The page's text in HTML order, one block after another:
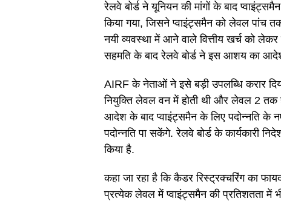
रेलवे बोर्ड ने यूनियन की मांगों के बाद
किया गया, जिसने प्वाइंट्समैन को लेवल पांच
नयी व्यवस्था में आने वाले वित्तीय खर्च को लेकर
सहमति के बाद रेलवे बोर्ड ने इस आशय का
AIRF के नेताओं ने इसे बड़ी उपलब्धि करार
नियुक्ति लेवल वन में होती थी और लेवल 2 तक
आदेश के बाद प्वाइंट्समैन के लिए पदोन्नति के
पदोन्नति पा सकेंगे. रेलवे बोर्ड के कार्यकारी
किया है.
कहा जा रहा है कि कैडर रिस्ट्रक्चरिंग का
प्रत्येक लेवल में प्वाइंट्समैन की प्रतिशतता में